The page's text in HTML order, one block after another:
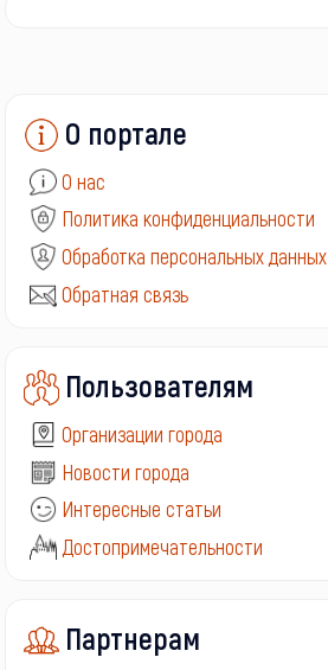
О портале
О нас
Политика конфиденциальности
Обработка персональных данных
Обратная связь
Пользователям
Организации города
Новости города
Интересные статьи
Достопримечательности
Партнерам